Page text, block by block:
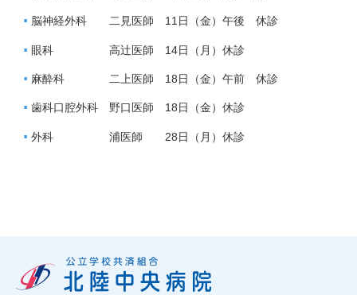
脳神経外科 二見医師 11日（金）午後 休診
眼科 高辻医師 14日（月）休診
麻酔科 二上医師 18日（金）午前 休診
歯科口腔外科 野口医師 18日（金）休診
外科 浦医師 28日（月）休診